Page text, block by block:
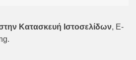
Κατασκευή Ιστοσελίδων, E-